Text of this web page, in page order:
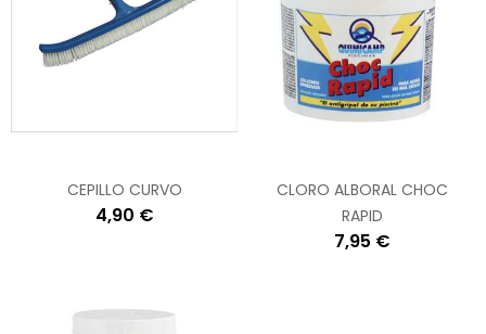
CEPILLO CURVO
4,90 €
CLORO ALBORAL CHOC
RAPID
7,95 €